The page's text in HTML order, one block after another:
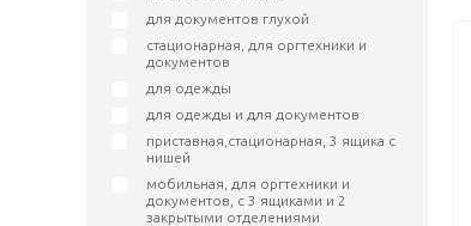
для документов глухой
стационарная, для оргтехники и
документов
для одежды
для одежды и для документов
приставная,стационарная, 3 ящика с
нишей
мобильная, для оргтехники и
документов, с 3 ящиками и 2
закрытыми отделениями